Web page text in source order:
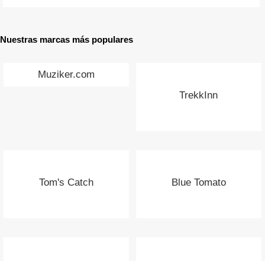
Nuestras marcas más populares
Muziker.com
TrekkInn
Tom's Catch Blue Tomato